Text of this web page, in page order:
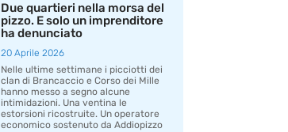
Due quartieri nella morsa del
pizzo. E solo un imprenditore
ha denunciato
20 Aprile 2026
Nelle ultime settimane i picciotti dei
clan di Brancaccio e Corso dei Mille
hanno messo a segno alcune
intimidazioni. Una ventina le
estorsioni ricostruite. Un operatore
economico sostenuto da Addiopizzo